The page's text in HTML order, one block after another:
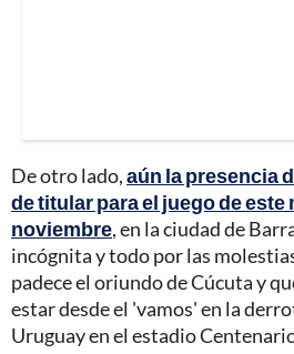
De otro lado,aún la presencia
de titular para el juego de este
noviembre, en la ciudad de
incógnita y todo por las
padece el oriundo de Cúcuta y
estar desde el 'vamos' en la
Uruguay en el estadio